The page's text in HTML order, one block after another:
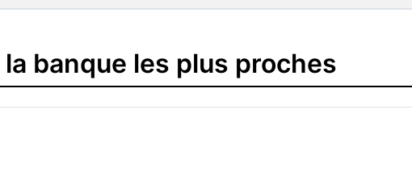
banque les plus proches